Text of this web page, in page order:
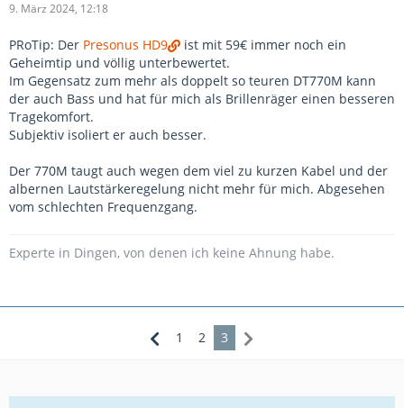
9. März 2024, 12:18
PRoTip: Der Presonus HD9
ist mit 59€ immer noch ein
Geheimtip und völlig unterbewertet.
Im Gegensatz zum mehr als doppelt so teuren DT770M kann
der auch Bass und hat für mich als Brillenräger einen besseren
Tragekomfort.
Subjektiv isoliert er auch besser.
Der 770M taugt auch wegen dem viel zu kurzen Kabel und der
albernen Lautstärkeregelung nicht mehr für mich. Abgesehen
vom schlechten Frequenzgang.
Experte in Dingen, von denen ich keine Ahnung habe.
1 2 3